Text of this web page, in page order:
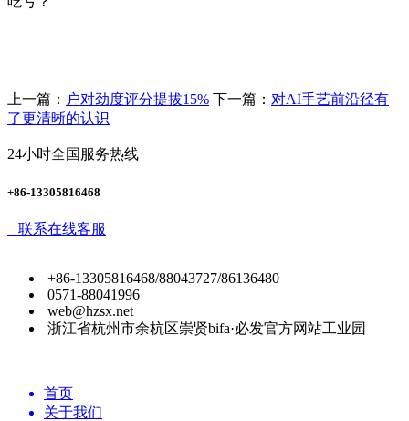
上一篇： 户对劲度评分提拔15% 下一篇： 对AI手艺前沿径有
了更清晰的认识
24小时全国服务热线
+86-13305816468
联系在线客服
+86-13305816468/88043727/86136480
0571-88041996
web@hzsx.net
浙江省杭州市余杭区崇贤bifa·必发官方网站工业园
首页
关于我们